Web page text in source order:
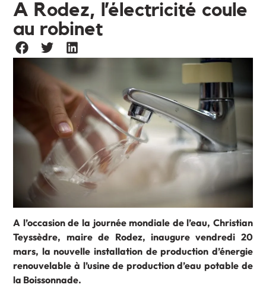
A Rodez, l’électricité coule
au robinet
A l’occasion de la journée mondiale de l’eau, Christian
Teyssèdre, maire de Rodez, inaugure vendredi 20
mars, la nouvelle installation de production d’énergie
renouvelable à l’usine de production d’eau potable de
la Boissonnade.